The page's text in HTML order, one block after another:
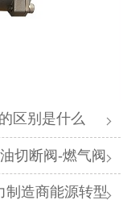
区别是什么
切断阀-燃气阀
制造商能源转型